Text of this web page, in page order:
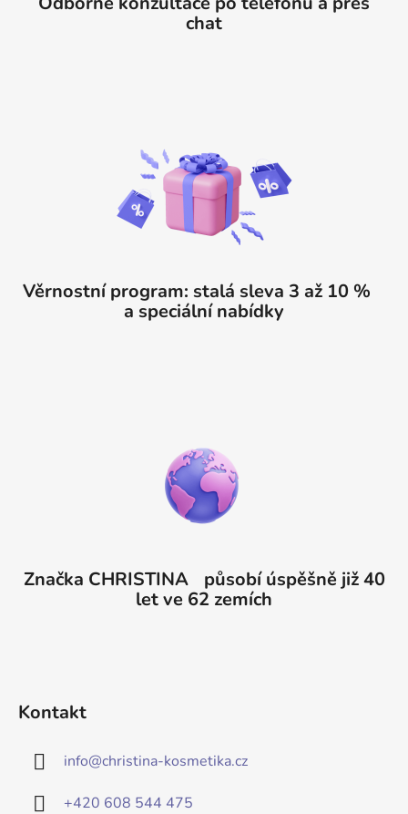
chat
Věrnostní program: stalá sleva 3 až 10 %
a speciální nabídky
Značka CHRISTINA působí úspěšně již 40
let ve 62 zemích
Kontakt
info@christina-kosmetika.cz
+420 608 544 475